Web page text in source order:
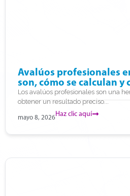
Avalúos profesionales
son, cómo se calculan
en línea
Los avalúos profesionales son una
obtener un resultado preciso...
mayo 8, 2026Haz clic aquí